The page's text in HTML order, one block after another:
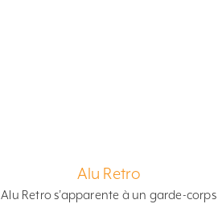
Alu Retro
Alu Retro s’apparente à un garde-corps